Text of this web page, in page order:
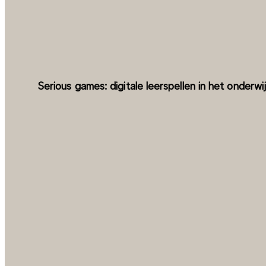
Serious games: digitale leerspellen in het